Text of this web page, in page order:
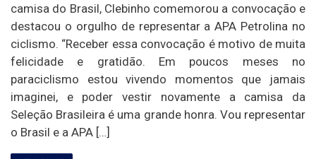
camisa do Brasil, Clebinho comemorou a convocação e
destacou o orgulho de representar a APA Petrolina no
ciclismo. “Receber essa convocação é motivo de muita
felicidade e gratidão. Em poucos meses no
paraciclismo estou vivendo momentos que jamais
imaginei, e poder vestir novamente a camisa da
Seleção Brasileira é uma grande honra. Vou representar
o Brasil e a APA […]